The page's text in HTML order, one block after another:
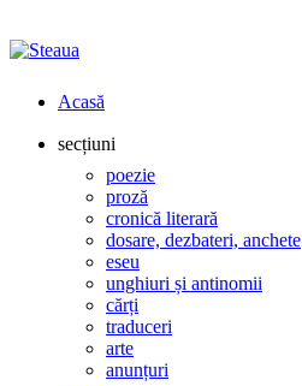
Acasă
secțiuni
poezie
proză
cronică literară
dosare, dezbateri, anchete
eseu
unghiuri și antinomii
cărți
traduceri
arte
anunțuri